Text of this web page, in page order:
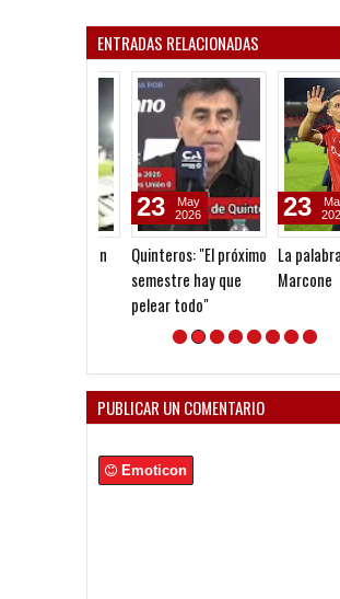
ENTRADAS RELACIONADAS
Quinteros: "El próximo
semestre hay que
pelear todo"
23
May
2026
La palabra de
Marcone
23
May
2026
PUBLICAR UN COMENTARIO
Emoticon